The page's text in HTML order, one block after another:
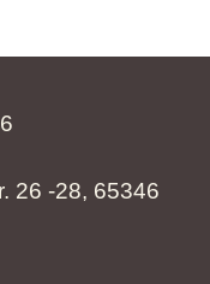
26 -28, 65346